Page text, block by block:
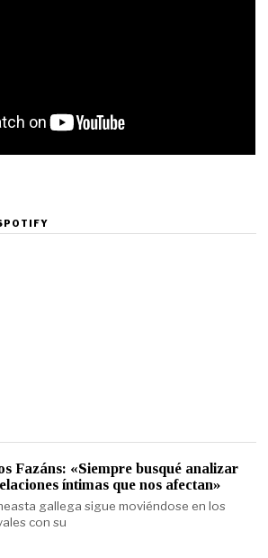
Fazáns: «Siempre busqué analizar
íntimas que nos afectan»
gallega sigue moviéndose en los
con su